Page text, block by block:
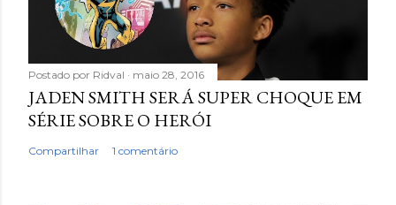
Postado por Ridval maio 28, 2016
JADEN SMITH SERÁ SUPER CHOQUE EM
SÉRIE SOBRE O HERÓI
Compartilhar 1 comentário